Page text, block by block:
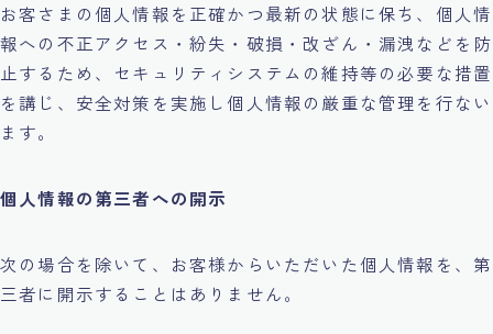
お客さまの個人情報を正確かつ最新の状態に保ち、個人情
報への不正アクセス・紛失・破損・改ざん・漏洩などを防
止するため、セキュリティシステムの維持等の必要な措置
を講じ、安全対策を実施し個人情報の厳重な管理を行ない
ます。
個人情報の第三者への開示
次の場合を除いて、お客様からいただいた個人情報を、第
三者に開示することはありません。